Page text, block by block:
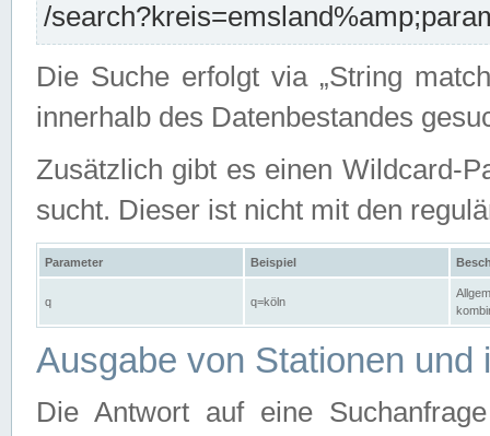
/
Die Suche erfolgt via „String
innerhalb des Datenbestandes
Zusätzlich gibt es einen Wildcard-
sucht. Dieser ist nicht mit den
Parameter Beispiel
q q=köln
Ausgabe von Stationen und
Die Antwort auf eine